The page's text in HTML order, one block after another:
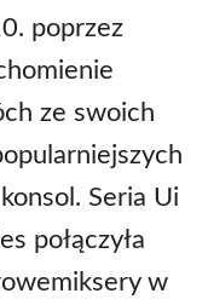
poprzez
ze swoich
Seria Ui
połączyła
w